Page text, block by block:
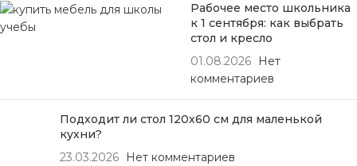
Рабочее место школьника
к 1 сентября: как выбрать
стол и кресло
01.08.2026
Нет
комментариев
Подходит ли стол 120х60 см для маленькой
кухни?
23.03.2026
Нет комментариев